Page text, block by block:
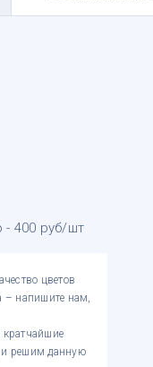
- 400 руб/шт
цветов
– напишите нам,
кратчайшие
и решим данную